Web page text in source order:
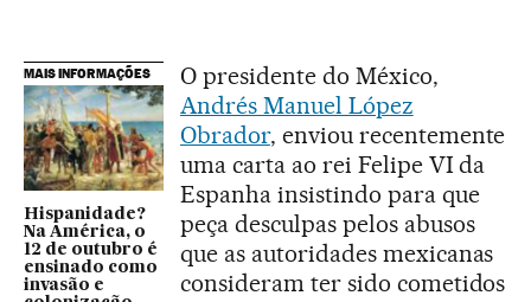
MAIS INFORMAÇÕES
Hispanidade?
Na América, o
12 de outubro é
ensinado como
invasão e
O presidente do México,
Andrés Manuel López
Obrador, enviou recentemente
uma carta ao rei Felipe VI da
Espanha insistindo para que
peça desculpas pelos abusos
que as autoridades mexicanas
consideram ter sido cometidos